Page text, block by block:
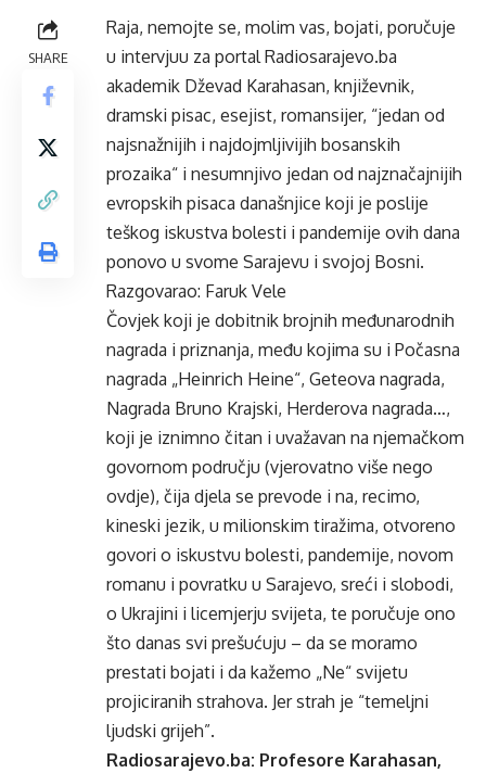
SHARE
Raja, nemojte se, molim vas, bojati, poručuje
u intervjuu za portalRadiosarajevo.ba
akademik Dževad Karahasan, književnik,
dramski pisac, esejist, romansijer, “jedan od
najsnažnijih i najdojmljivijih bosanskih
prozaika“ i nesumnjivo jedan od najznačajnijih
evropskih pisaca današnjice koji je poslije
teškog iskustva bolesti i pandemije ovih dana
ponovo u svome Sarajevu i svojoj Bosni.
Razgovarao: Faruk Vele
Čovjek koji je dobitnik brojnih međunarodnih
nagrada i priznanja, među kojima su i Počasna
nagrada „Heinrich Heine“, Geteova nagrada,
Nagrada Bruno Krajski, Herderova nagrada…,
koji je iznimno čitan i uvažavan na njemačkom
govornom području (vjerovatno više nego
ovdje), čija djela se prevode i na, recimo,
kineski jezik, u milionskim tiražima, otvoreno
govori o iskustvu bolesti, pandemije, novom
romanu i povratku u Sarajevo, sreći i slobodi,
o Ukrajini i licemjerju svijeta, te poručuje ono
što danas svi prešućuju – da se moramo
prestati bojati i da kažemo „Ne“ svijetu
projiciranih strahova. Jer strah je “temeljni
ljudski grijeh”.
Radiosarajevo.ba: Profesore Karahasan,